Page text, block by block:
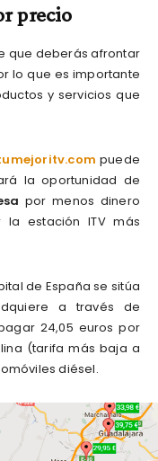
precio
que deberás afrontar
lo que es importante
y servicios que
puede
la oportunidad de
por menos dinero
estación ITV más
de España se sitúa
a través de
24,05 euros por
(tarifa más baja a
diésel.